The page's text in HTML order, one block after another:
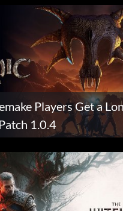
Players Get a
1.0.4